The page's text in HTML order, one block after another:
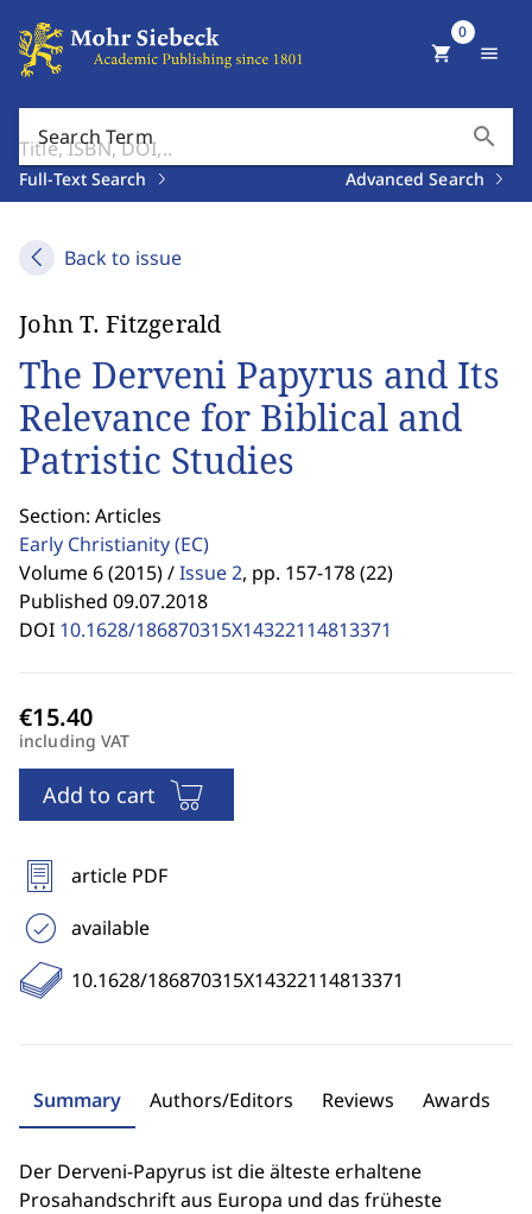
Search Term search
Full-Text Search Advanced Search
shopping_cart
0
menu
Back to issue
John T. Fitzgerald
The Derveni Papyrus and Its
Relevance for Biblical and
Patristic Studies
Section: Articles
Early Christianity(EC)
Volume 6 (2015) /Issue 2, pp. 157-178 (22)
Published 09.07.2018
DOI 10.1628/186870315X14322114813371
including VAT
Add to cart
article PDF
available
10.1628/186870315X14322114813371
Summary Authors/Editors Reviews Awards
Der Derveni-Papyrus ist die älteste erhaltene
Prosahandschrift aus Europa und das früheste